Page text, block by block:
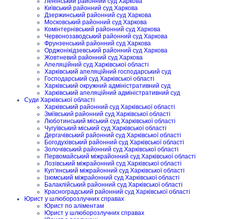
Київський районний суд Харкова
Дзержинський районний суд Харкова
Московський районний суд Харкова
Комінтернівський районний суд Харкова
Червонозаводський районний суд Харкова
Фрунзенський районний суд Харкова
Орджонікідзевський районний суд Харкова
Жовтневий районний суд Харкова
Апеляційний суд Харківської області
Харківський апеляційний господарський суд
Господарський суд Харківської області
Харківський окружний адміністративний суд
Харківський апеляційний адміністративний суд
Суди Харківської області
Харківський районний суд Харківської області
Зміївський районний суд Харківської області
Люботинський міський суд Харківської області
Чугуївський міський суд Харківської області
Дергачівський районний суд Харківської області
Богодухівський районний суд Харківської області
Золочівський районний суд Харківської області
Первомайський міжрайонний суд Харківської області
Лозівський міжрайонний суд Харківської області
Куп'янський міжрайонний суд Харківської області
Ізюмський міжрайонний суд Харківської області
Балаклійський районний суд Харківської області
Красноградський районний суд Харківської області
Юрист у шлюборозлучних справах
Юрист по аліментам
Юрист у шлюборозлучних справах